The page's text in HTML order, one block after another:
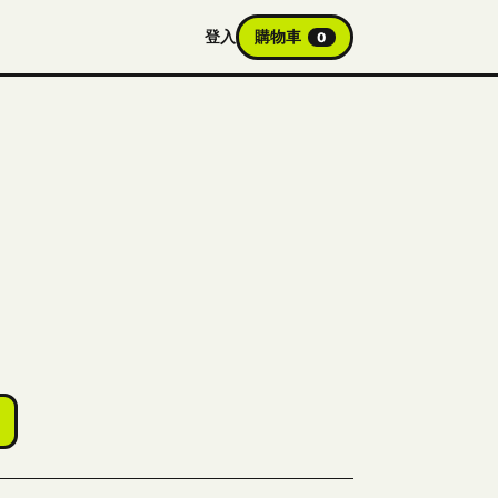
登入 購物車 0